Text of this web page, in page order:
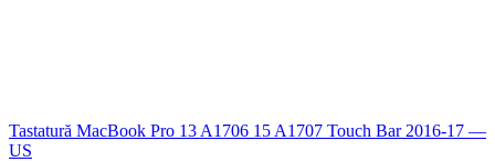
Tastatură MacBook Pro 13 A1706 15 A1707 Touch Bar 2016-17 —
US